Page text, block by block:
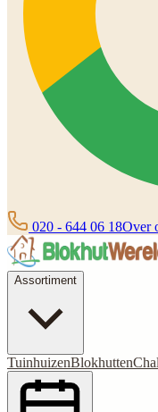
020 - 644 06 18Over
Assortiment
TuinhuizenBlokhutten